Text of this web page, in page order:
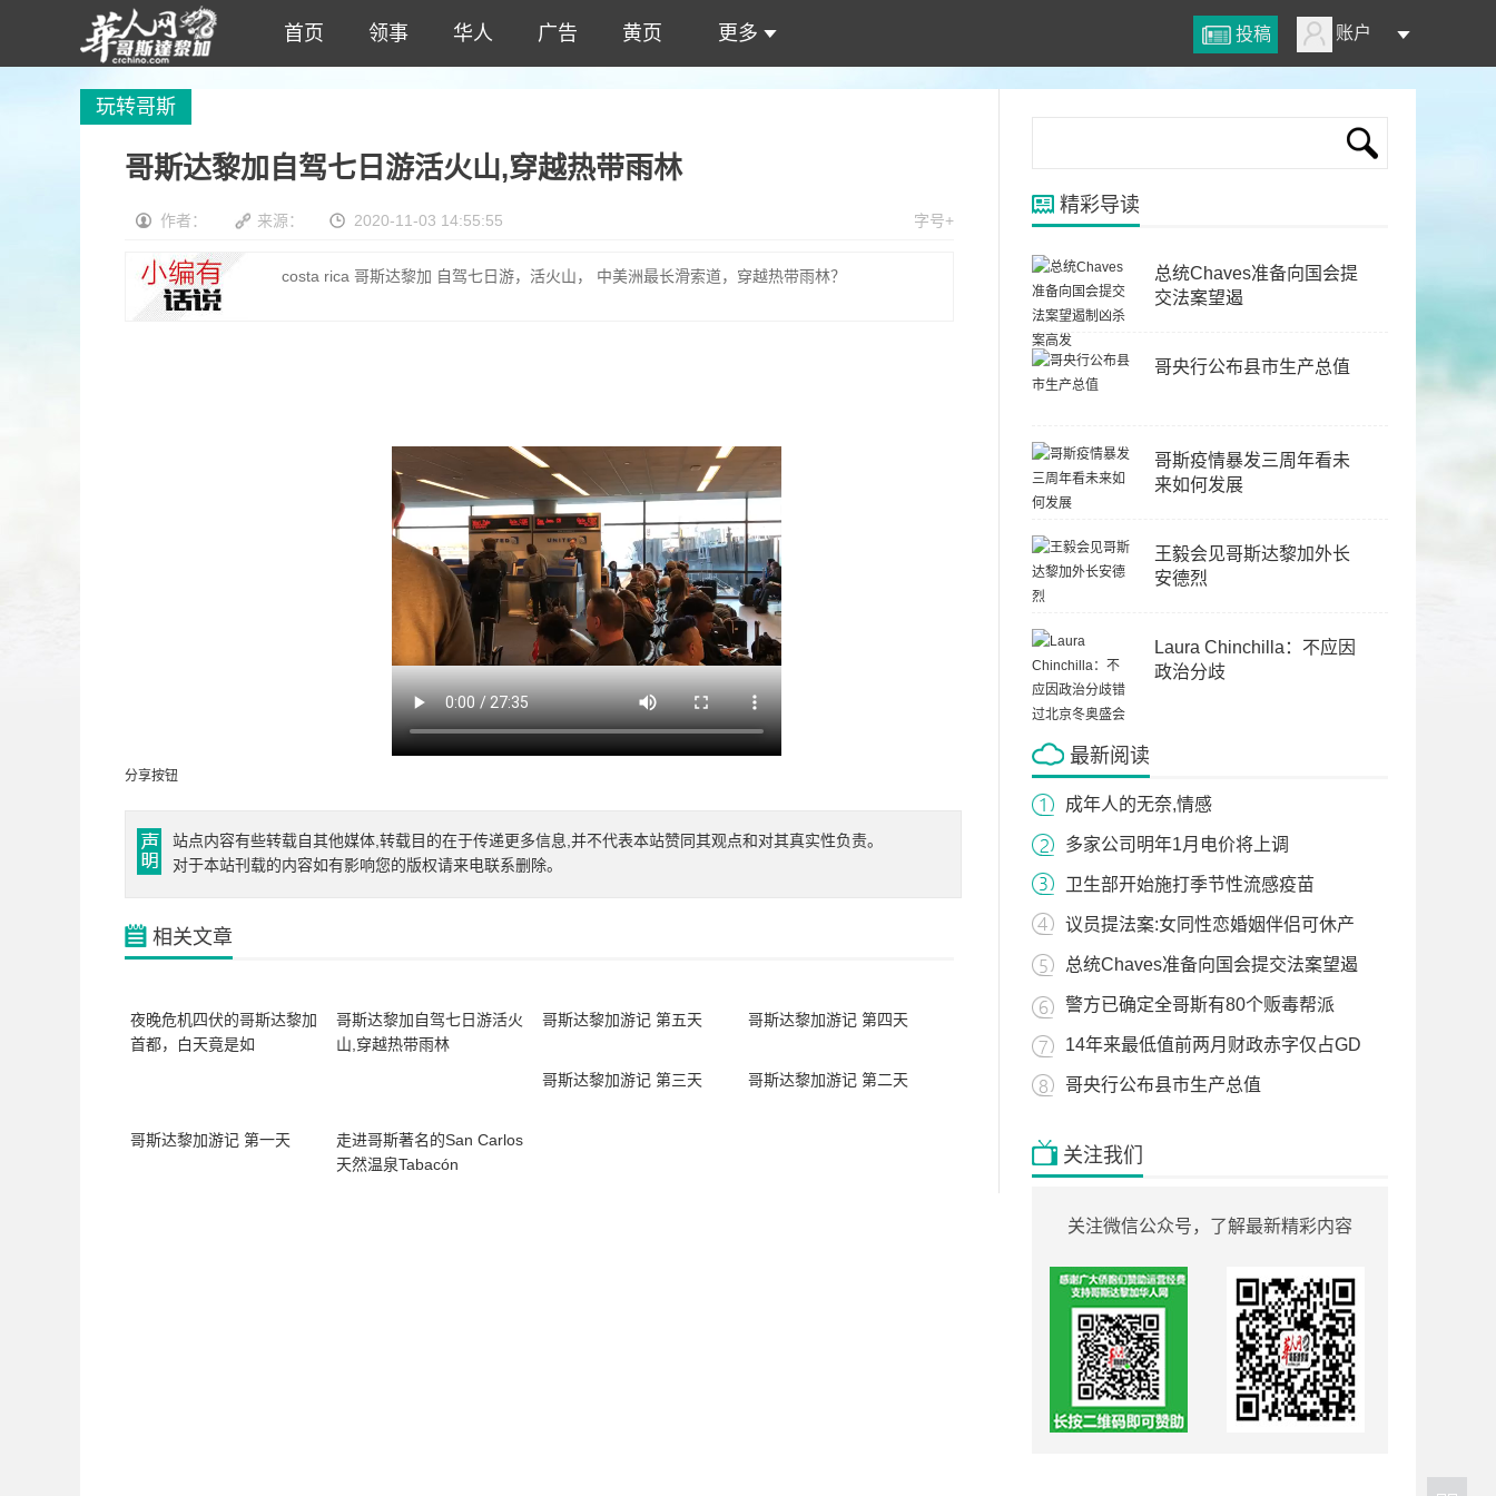
首页 领事 华人 广告 黄页 更多 投稿 账户
玩转哥斯
哥斯达黎加自驾七日游活火山,穿越热带雨林
字号+
作者： 来源： 2020-11-03 14:55:55
costa rica 哥斯达黎加 自驾七日游，活火山， 中美洲最长滑索道，穿越热带雨林？
分享按钮
站点内容有些转载自其他媒体,转载目的在于传递更多信息,并不代表本站赞同其观点和对其真实性负责。
对于本站刊载的内容如有影响您的版权请来电联系删除。
相关文章
夜晚危机四伏的哥斯达黎加
首都，白天竟是如
哥斯达黎加自驾七日游活火
山,穿越热带雨林
哥斯达黎加游记 第五天 哥斯达黎加游记 第四天
哥斯达黎加游记 第三天 哥斯达黎加游记 第二天
哥斯达黎加游记 第一天
走进哥斯著名的San Carlos
天然温泉Tabacón
精彩导读
总统Chaves准备向国会提
交法案望遏
哥央行公布县市生产总值
哥斯疫情暴发三周年看未
来如何发展
王毅会见哥斯达黎加外长
安德烈
Laura Chinchilla：不应因
政治分歧
最新阅读
成年人的无奈,情感
多家公司明年1月电价将上调
卫生部开始施打季节性流感疫苗
议员提法案:女同性恋婚姻伴侣可休产
总统Chaves准备向国会提交法案望遏
警方已确定全哥斯有80个贩毒帮派
14年来最低值前两月财政赤字仅占GD
哥央行公布县市生产总值
关注我们
关注微信公众号，了解最新精彩内容